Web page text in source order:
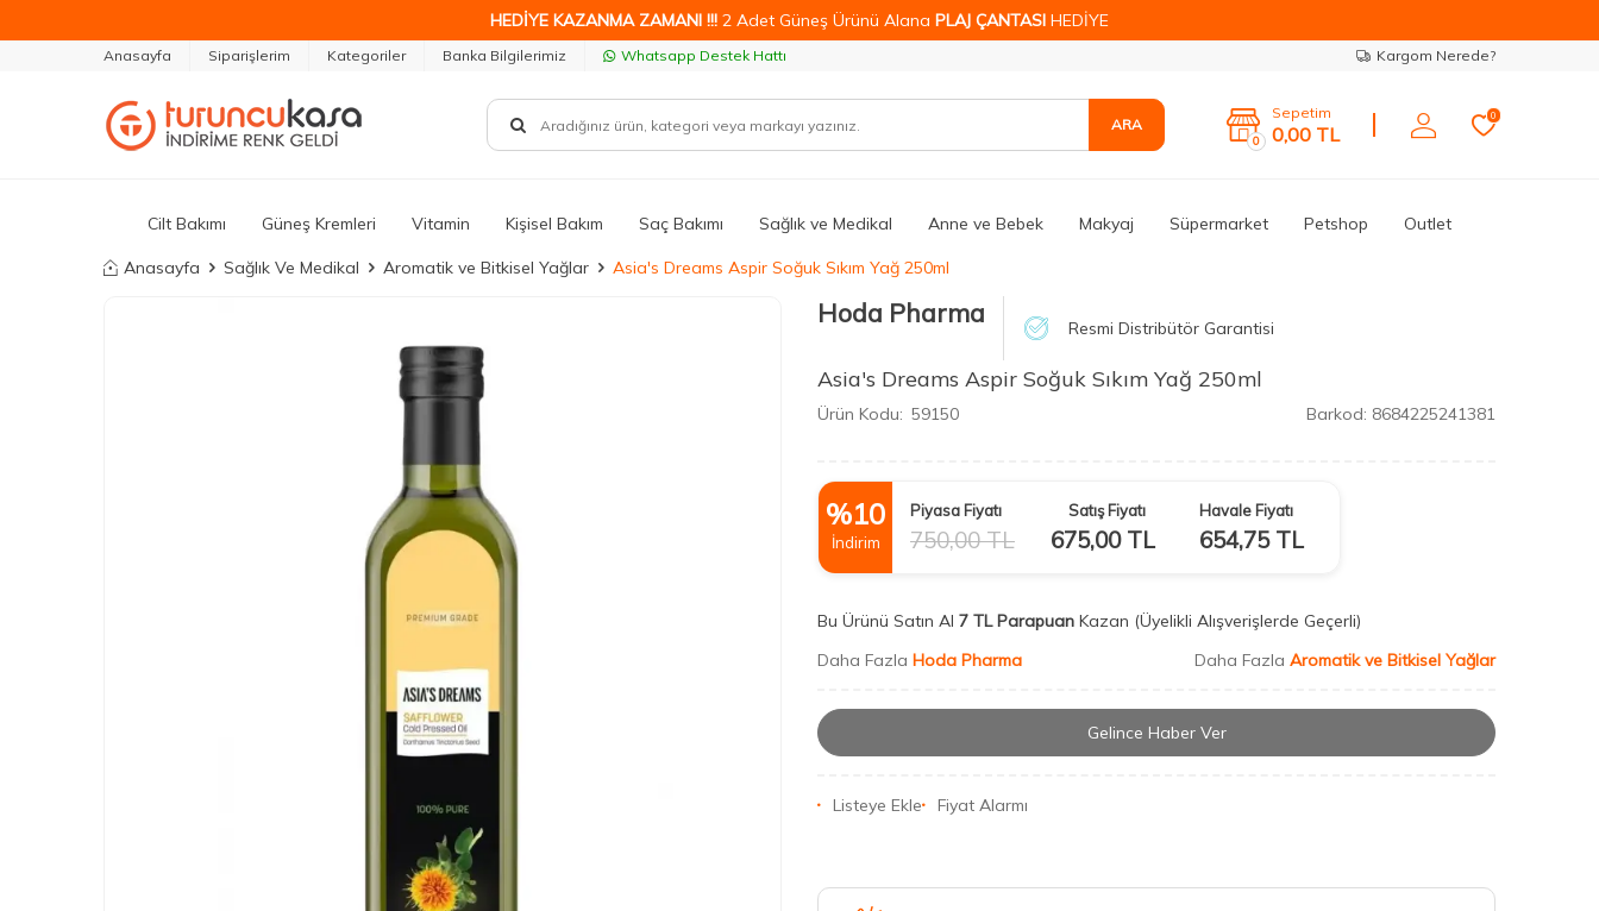
HEDİYE KAZANMA ZAMANI !!! 2 Adet Güneş Ürünü Alana PLAJ ÇANTASI HEDİYE
Anasayfa Siparişlerim Kategoriler Banka Bilgilerimiz Whatsapp Destek Hattı Kargom Nerede?
ARA
0
Sepetim
0,00 TL
0
Cilt Bakımı Güneş Kremleri Vitamin Kişisel Bakım Saç Bakımı Sağlık ve Medikal Anne ve Bebek Makyaj Süpermarket Petshop Outlet
Anasayfa Sağlık Ve Medikal Aromatik ve Bitkisel Yağlar Asia's Dreams Aspir Soğuk Sıkım Yağ 250ml
Hoda Pharma Resmi Distribütör Garantisi
Asia's Dreams Aspir Soğuk Sıkım Yağ 250ml
Ürün Kodu: 59150 Barkod: 8684225241381
%10
İndirim
Piyasa Fiyatı
750,00TL
Satış Fiyatı
675,00TL
Havale Fiyatı
654,75TL
Bu Ürünü Satın Al 7 TL Parapuan Kazan (Üyelikli Alışverişlerde Geçerli)
Daha Fazla Hoda Pharma Daha Fazla Aromatik ve Bitkisel Yağlar
Gelince Haber Ver
Listeye Ekle Fiyat Alarmı